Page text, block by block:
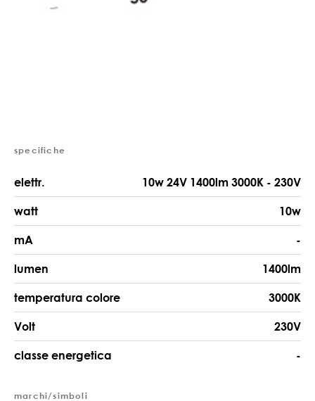
specifiche
elettr. 10w 24V 1400lm 3000K - 230V
watt 10w
mA -
lumen 1400lm
temperatura colore 3000K
Volt 230V
classe energetica -
marchi/simboli